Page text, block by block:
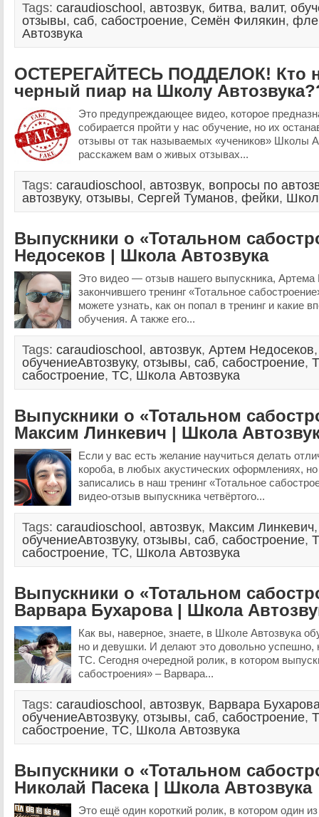
Tags: caraudioschool , автозвук, битва, валит,
отзывы, саб, сабостроение, Семён Филякин,
Автозвука
ОСТЕРЕГАЙТЕСЬ ПОДДЕЛОК! Кто
черный пиар на Школу
Это предупреждающее видео, которое
собирается пройти у нас обучение, но их
отзывы от так называемых «учеников» Школы
расскажем вам о живых отзывах...
Tags: caraudioschool , автозвук, вопросы по
автозвуку, отзывы, Сергей Туманов, фейки,
Выпускники о «Тотальном
Недосеков | Школа Автозвука
Это видео — отзыв нашего выпускника, Артема
закончившего тренинг «Тотальное
можете узнать, как он попал в тренинг и какие
обучения. А также его...
Tags: caraudioschool , автозвук, Артем Недосеков,
обучениеАвтозвуку, отзывы, саб, сабостроение,
сабостроение, ТС, Школа Автозвука
Выпускники о «Тотальном
Максим Линкевич | Школа
Если у вас есть желание научиться делать
короба, в любых акустических оформлениях,
записались в наш тренинг «Тотальное
видео-отзыв выпускника четвёртого...
Tags: caraudioschool , автозвук, Максим Линкевич,
обучениеАвтозвуку, отзывы, саб, сабостроение,
сабостроение, ТС, Школа Автозвука
Выпускники о «Тотальном
Варвара Бухарова | Школа
Как вы, наверное, знаете, в Школе Автозвука
но и девушки. И делают это довольно успешно,
ТС. Сегодня очередной ролик, в котором
сабостроения» – Варвара...
Tags: caraudioschool , автозвук, Варвара
обучениеАвтозвуку, отзывы, саб, сабостроение,
сабостроение, ТС, Школа Автозвука
Выпускники о «Тотальном
Николай Пасека | Школа Автозвука
Это ещё один короткий ролик, в котором один